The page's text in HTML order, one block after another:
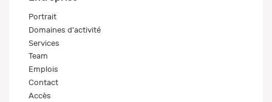
Portrait
Domaines d'activité
Services
Team
Emplois
Contact
Accès